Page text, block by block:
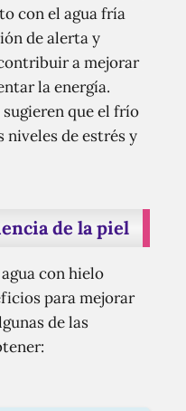
con el agua fría
de alerta y
a mejorar
la energía.
que el frío
niveles de estrés y
de la piel
con hielo
para mejorar
de las